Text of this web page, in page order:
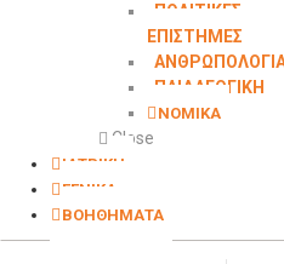
ΠΟΛΙΤΙΚΕΣ
ΕΠΙΣΤΗΜΕΣ
ΠΑΙΔΑΓΩΓΙΚΗ
ΝΟΜΙΚΑ
Close
ΙΑΤΡΙΚΗ
ΓΕΝΙΚΑ
ΒΟΗΘΗΜΑΤΑ